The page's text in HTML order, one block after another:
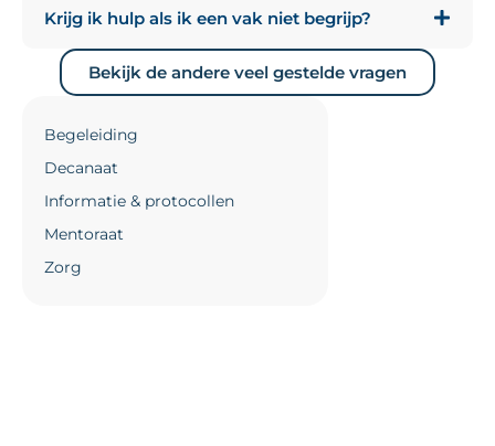
Begeleiding
Decanaat
Informatie & protocollen
Mentoraat
Zorg
Krijg ik hulp als ik een vak niet begrijp?
Bekijk de andere veel gestelde vragen